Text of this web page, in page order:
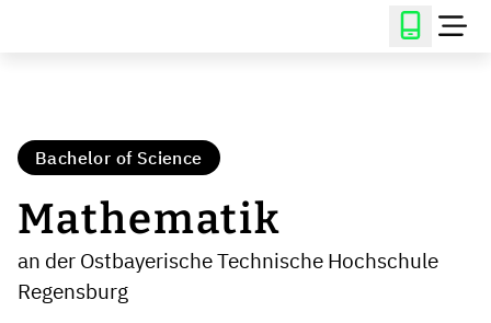
Bachelor of Science
Mathematik
an der Ostbayerische Technische Hochschule
Regensburg